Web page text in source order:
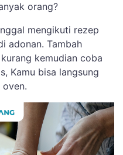
orang?
mengikuti rezep
adonan. Tambah
kemudian coba
Kamu bisa langsung